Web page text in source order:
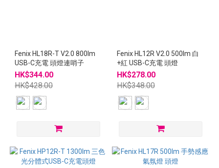
Fenix HL18R-T V2.0 800lm
USB-C充電 頭燈連哨子
HK$344.00
HK$428.00
Fenix HL12R V2.0 500lm 白
+紅 USB-C充電 頭燈
HK$278.00
HK$348.00